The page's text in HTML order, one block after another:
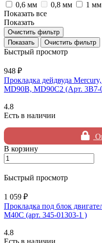
0,6 мм
0,8 мм 1 мм
Показать все
Показать
Очистить фильтр
Очистить фильтр
Быстрый просмотр
948 ₽
Прокладка дейдвуда
MD90B, MD90C2 (Арт. 3B7-
4.8
Есть в наличии
В корзину
Быстрый просмотр
1 059 ₽
Прокладка под блок
M40C (арт. 345-01303-1 )
4.8
Есть в наличии